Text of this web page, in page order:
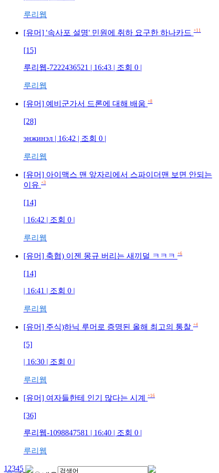
루리웹
[유머] '속사포 설명' 민원에 취하 요구한 하나카드 +11
[15]
루리웹-7222436521 | 16:43 | 조회 0 |
루리웹
[유머] 예비군가서 드론에 대해 배움 +8
[28]
энжинэл | 16:42 | 조회 0 |
루리웹
[유머] 아이맥스 맨 앞자리에서 스파이더맨 보면 안되는
이유 +3
[14]
| 16:42 | 조회 0 |
루리웹
[유머] 축협) 이젠 몽규 버리는 새끼덜 ㅋㅋㅋ +6
[14]
| 16:41 | 조회 0 |
루리웹
[유머] 주식)하닉 루머로 증명된 올해 최고의 통찰 +4
[5]
| 16:30 | 조회 0 |
루리웹
[유머] 여자들한테 인기 많다는 시계 +16
[36]
루리웹-1098847581 | 16:40 | 조회 0 |
루리웹
1 2345